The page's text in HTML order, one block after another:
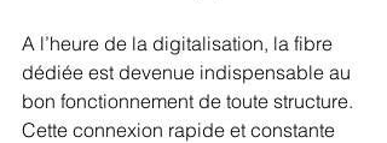
A l’heure de la digitalisation, la fibre
dédiée est devenue indispensable au
bon fonctionnement de toute structure.
Cette connexion rapide et constante